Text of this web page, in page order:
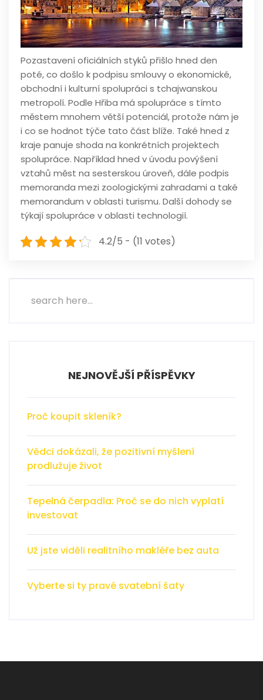
Pozastavení oficiálních styků přišlo hned den
poté, co došlo k podpisu smlouvy o ekonomické,
obchodní i kulturní spolupráci s tchajwanskou
metropolí. Podle Hřiba má spolupráce s tímto
městem mnohem větší potenciál, protože nám je
i co se hodnot týče tato část blíže. Také hned z
kraje panuje shoda na konkrétních projektech
spolupráce. Například hned v úvodu povýšení
vztahů měst na sesterskou úroveň, dále podpis
memoranda mezi zoologickými zahradami a také
memorandum v oblasti turismu. Další dohody se
týkají spolupráce v oblasti technologií.
4.2/5 - (11 votes)
NEJNOVĚJŠÍ PŘÍSPĚVKY
Proč koupit skleník?
Vědci dokázali, že pozitivní myšlení
prodlužuje život
Tepelná čerpadla: Proč se do nich vyplatí
investovat
Už jste viděli realitního makléře bez auta
Vyberte si ty pravé svatební šaty